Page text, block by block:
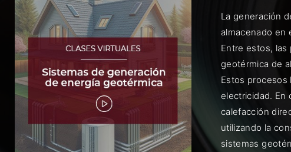
La generación
almacenado en
Entre estos,
geotérmica de
Estos procesos
electricidad. En
calefacción
utilizando la
sistemas